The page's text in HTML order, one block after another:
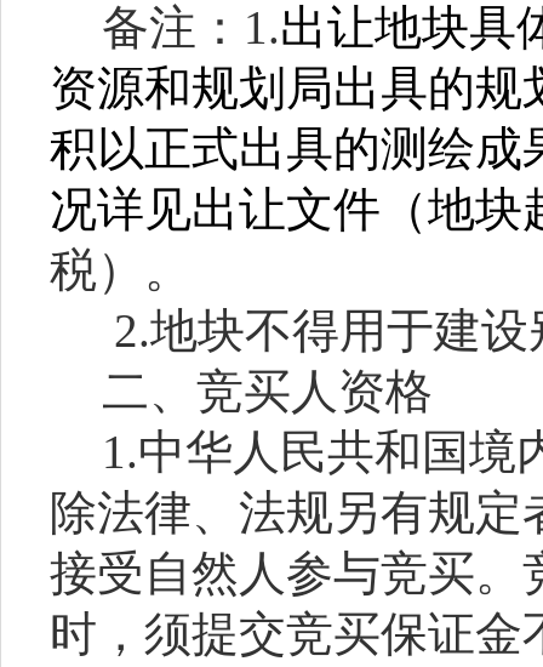
备注： 1.出让地块具
资源和规划局出具的
积以正式出具的测绘
况详见出让文件（地块
税）。
2.地块不得用于建
二、竞买人资格
1.中华人民共和国境
除法律、法规另有规
接受自然人参与竞买。
时，须提交竞买保证